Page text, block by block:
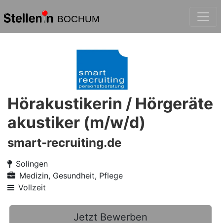
BOCHUM
Hörakustikerin / Hörgeräte
akustiker (m/w/d)
smart-recruiting.de
Solingen
Medizin, Gesundheit, Pflege
Vollzeit
Jetzt Bewerben